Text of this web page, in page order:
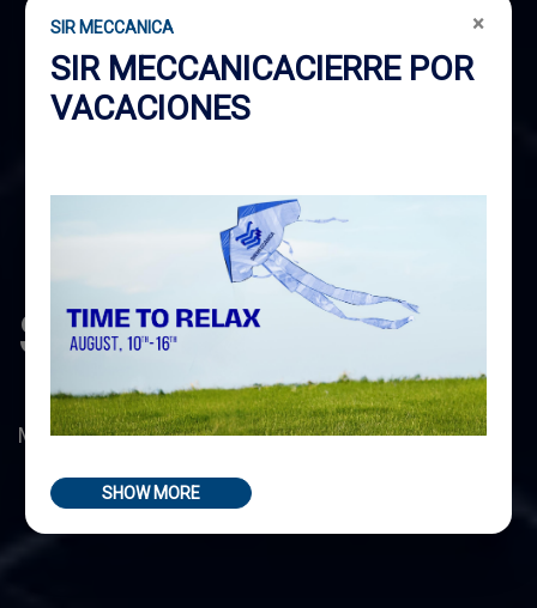
SIR MECCANICA
Máquinas-herramienta portátiles multifunción
×
SIR MECCANICA
SIR MECCANICACIERRE POR
VACACIONES
SHOW MORE